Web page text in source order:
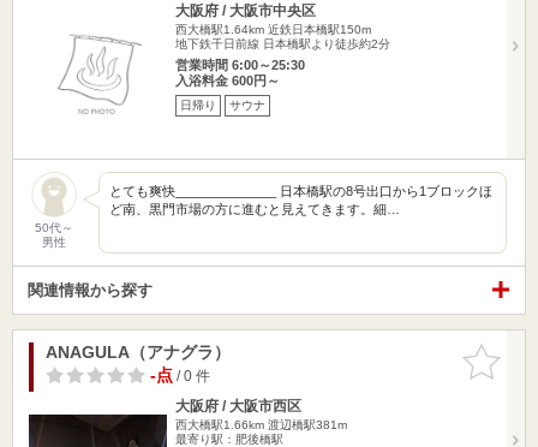
大阪府 / 大阪市中央区
西大橋駅1.64km 近鉄日本橋駅150m
地下鉄千日前線 日本橋駅より徒歩約2分
営業時間 6:00～25:30
入浴料金 600円～
日帰り サウナ
50代～
男性
とても爽快______________ 日本橋駅の8号出口から1ブロックほ
ど南、黒門市場の方に進むと見えてきます。細…
関連情報から探す
お気に入
りに追加
ANAGULA（アナグラ）
-点/ 0 件
大阪府 / 大阪市西区
西大橋駅1.66km 渡辺橋駅381m
最寄り駅：肥後橋駅